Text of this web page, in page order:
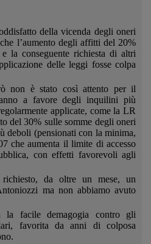
della vicenda degli oneri
l’aumento degli affitti del 20%
la conseguente richiesta di altri
delle leggi fosse colpa
non è stato così attento per il
a favore degli inquilini più
applicate, come la LR
del 30% sulle somme degli oneri
deboli (pensionati con la minima,
che aumenta il limite di accesso
con effetti favorevoli agli
da oltre un mese, un
ma non abbiamo avuto
facile demagogia contro gli
favorita da anni di colposa